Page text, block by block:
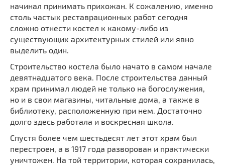
Синагоги
Кирхи
Кладбище
Культурные центры
Театры
Галереи
Концертные залы
начинал принимать прихожан. К сожалению, именно
столь частых реставрационных работ сегодня
сложно отнести костел к какому-либо из
существующих архитектурных стилей или явно
выделить один.
Строительство костела было начато в самом начале
девятнадцатого века. После строительства данный
храм принимал людей не только на богослужения,
но и в свои магазины, читальные дома, а также в
библиотеку, расположенную при нем. Достаточно
долго здесь работала и воскресная школа.
Спустя более чем шестьдесят лет этот храм был
перестроен, а в 1917 года разворован и практически
уничтожен. На той территории, которая сохранилась,